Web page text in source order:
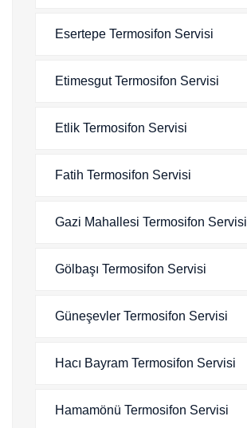
Esertepe Termosifon Servisi
Etimesgut Termosifon Servisi
Etlik Termosifon Servisi
Fatih Termosifon Servisi
Gazi Mahallesi Termosifon Servisi
Gölbaşı Termosifon Servisi
Güneşevler Termosifon Servisi
Hacı Bayram Termosifon Servisi
Hamamönü Termosifon Servisi